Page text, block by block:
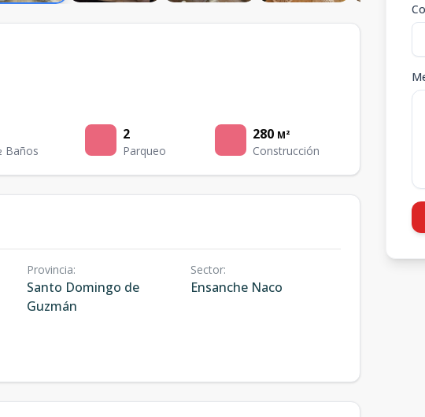
Baños
2
Parqueo
280 M²
Construcción
Provincia:
Santo Domingo de
Guzmán
Sector:
Ensanche Naco